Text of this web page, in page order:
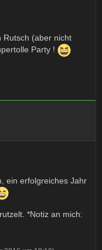
Rutsch (aber nicht
Party !
ein erfolgreiches Jahr
*Notiz an mich: